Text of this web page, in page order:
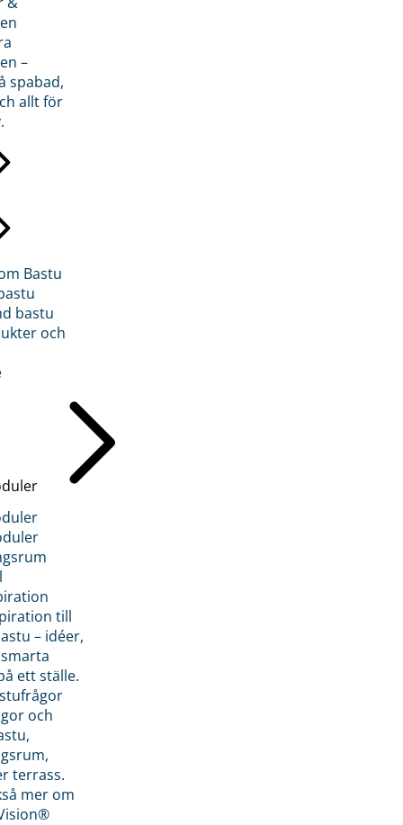
–
spabad,
allt för
Bastu
bastu
och
till
– idéer,
ett ställe.
och
terrass.
mer om